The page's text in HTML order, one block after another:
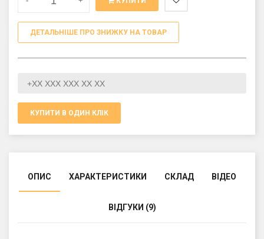
ДЕТАЛЬНІШЕ ПРО ЗНИЖКУ НА ТОВАР
КУПИТИ В ОДИН КЛІК
ОПИС ХАРАКТЕРИСТИКИ СКЛАД ВІДЕО
ВІДГУКИ (9)